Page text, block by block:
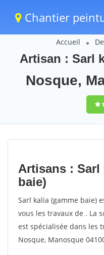
Chantier
Accueil
Artisan : Sarl
Nosque,
9,5
Artisans : Sarl
baie)
Sarl kalia (gamme baie)
vous les travaux de . La
est spécialisée dans les
Nosque, Manosque